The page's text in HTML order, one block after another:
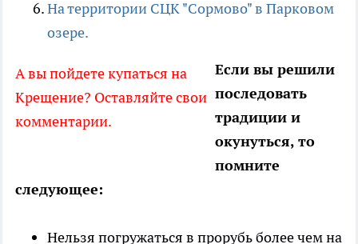
На территории СЦК "Сормово" в Парковом
озере.
А вы пойдете купаться на
Крещение? Оставляйте свои
комментарии.
Если вы решили
последовать
традиции и
окунуться, то
помните
следующее:
Нельзя погружаться в прорубь более чем на